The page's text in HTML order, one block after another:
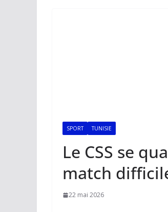
SPORT TUNISIE
Le CSS se
match
22 mai 2026